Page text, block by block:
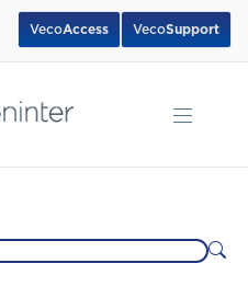
VecoSupport
VecoAccess